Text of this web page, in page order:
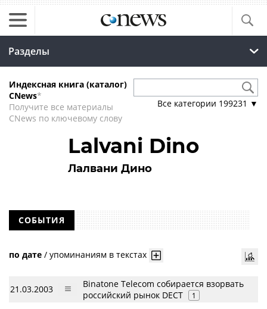
Разделы
Индексная книга (каталог)
CNews*
Получите все материалы
CNews по ключевому слову
Все категории 199231 ▼
Lalvani Dino
Лалвани Дино
СОБЫТИЯ
по дате / упоминаниям в текстах
21.03.2003
Binatone Telecom собирается взорвать
российский рынок DECT
1